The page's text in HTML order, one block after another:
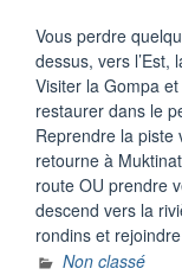
Vous perdre
dessus, vers l’Est,
Visiter la Gompa
restaurer dans le
Reprendre la piste
retourne à
route OU prendre
descend vers la
rondins et
Non classé